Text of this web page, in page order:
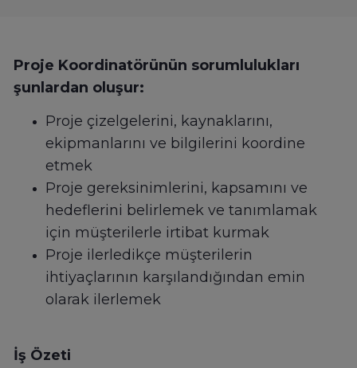
Proje Koordinatörünün sorumlulukları
şunlardan oluşur:
Proje çizelgelerini, kaynaklarını,
ekipmanlarını ve bilgilerini koordine
etmek
Proje gereksinimlerini, kapsamını ve
hedeflerini belirlemek ve tanımlamak
için müşterilerle irtibat kurmak
Proje ilerledikçe müşterilerin
ihtiyaçlarının karşılandığından emin
olarak ilerlemek
İş Özeti